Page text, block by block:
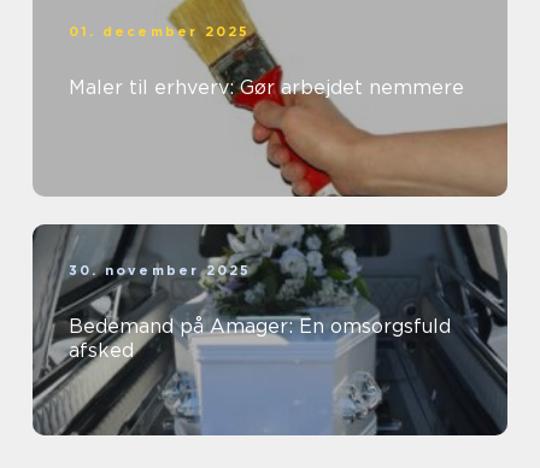
01. december 2025
Maler til erhverv: Gør arbejdet nemmere
30. november 2025
Bedemand på Amager: En omsorgsfuld
afsked